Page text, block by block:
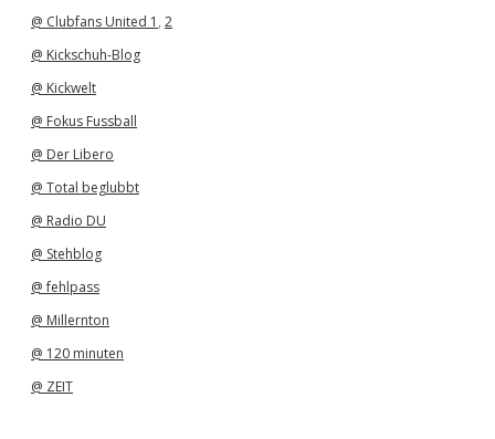
@ Clubfans United 1 , 2
@ Kickschuh-Blog
@ Kickwelt
@ Fokus Fussball
@ Der Libero
@ Total beglubbt
@ Radio DU
@ Stehblog
@ fehlpass
@ Millernton
@ 120 minuten
@ ZEIT